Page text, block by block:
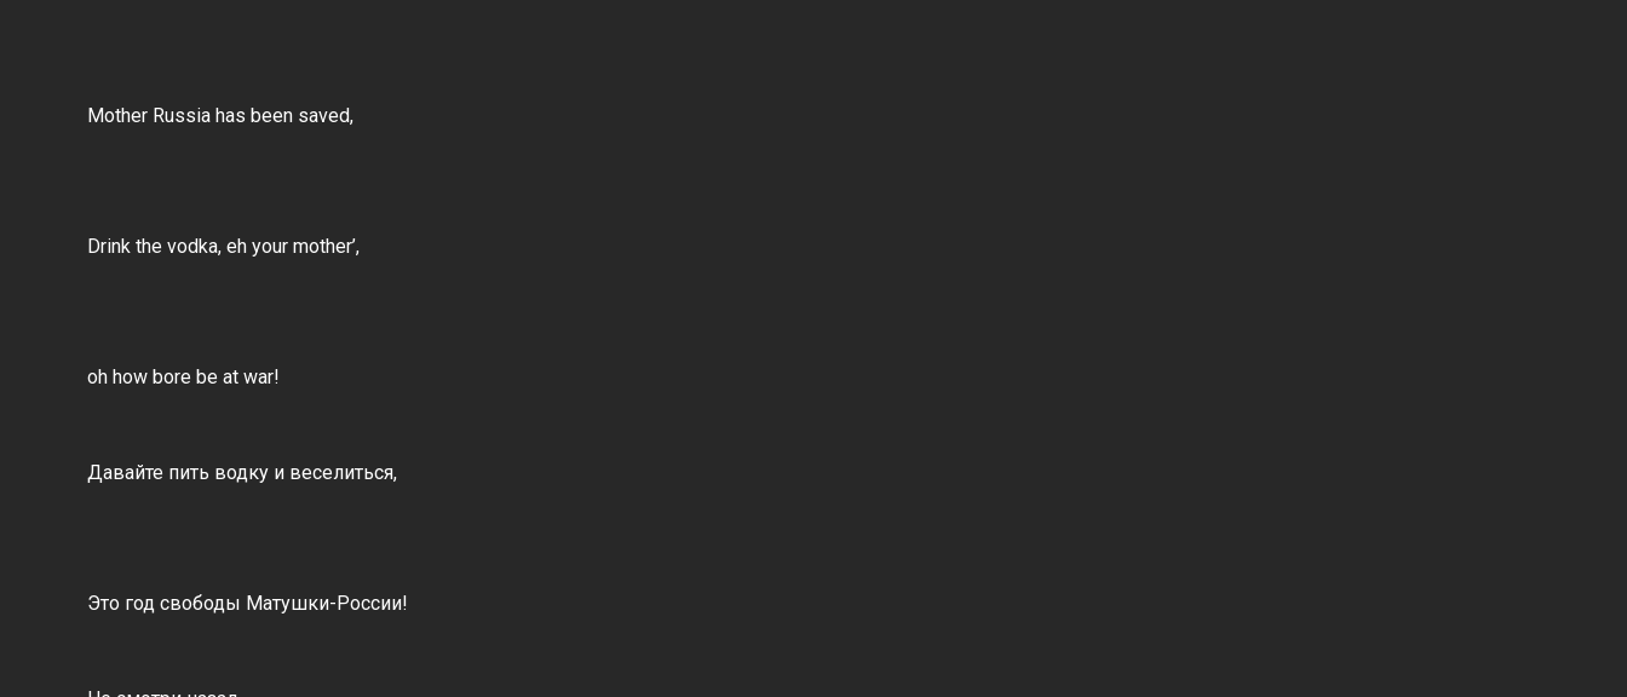
Mother Russia has been saved,
Drink the vodka, eh your mother’,
oh how bore be at war!
Давайте пить водку и веселиться,
Это год свободы Матушки-России!